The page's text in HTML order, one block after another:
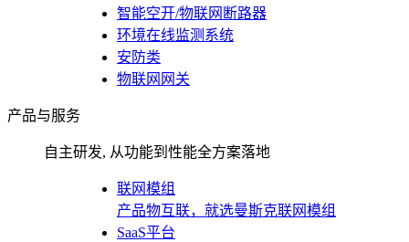
智能空开/物联网断路器
环境在线监测系统
安防类
物联网网关
产品与服务
自主研发, 从功能到性能全方案落地
联网模组
产品物互联，就选曼斯克联网模组
SaaS平台